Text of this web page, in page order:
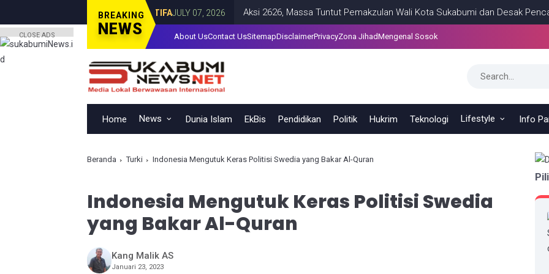
BREAKING
NEWS
DR TIFAJULY 07, 2026 Aksi 2626, Massa Tuntut Pemakzulan Wali Kota Sukabumi dan Desak Pencairan
About UsContact UsSitemapDisclaimerPrivacyZona JihadMengenal Sosok
Home News Dunia Islam EkBis Pendidikan Politik Hukrim Teknologi Lifestyle Info
Beranda Turki Indonesia Mengutuk Keras Politisi Swedia yang Bakar Al-Quran
Indonesia Mengutuk Keras Politisi Swedia
yang Bakar Al-Quran
Kang Malik AS
Januari 23, 2023
CLOSE ADS